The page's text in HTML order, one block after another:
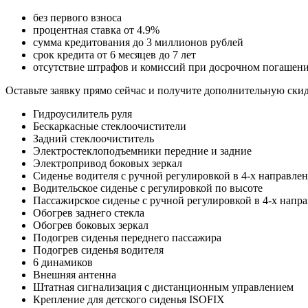
без первого взноса
процентная ставка от 4.9%
сумма кредитования до 3 миллионов рублей
срок кредита от 6 месяцев до 7 лет
отсутствие штрафов и комиссий при досрочном
Оставьте заявку прямо сейчас и получите дополнительную
Гидроусилитель руля
Бескаркасные стеклоочистители
Задний стеклоочиститель
Электростеклоподъемники передние и задние
Электропривод боковых зеркал
Сиденье водителя с ручной регулировкой в 4-х
Водительское сиденье с регулировкой по высоте
Пассажирское сиденье с ручной регулировкой в 4-х
Обогрев заднего стекла
Обогрев боковых зеркал
Подогрев сиденья переднего пассажира
Подогрев сиденья водителя
6 динамиков
Внешняя антенна
Штатная сигнализация с дистанционным управлением
Крепление для детского сиденья ISOFIX